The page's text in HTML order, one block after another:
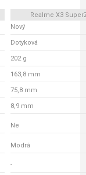
Realme X3
Nový
Dotyková
202 g
163,8 mm
75,8 mm
8,9 mm
Ne
Modrá
-